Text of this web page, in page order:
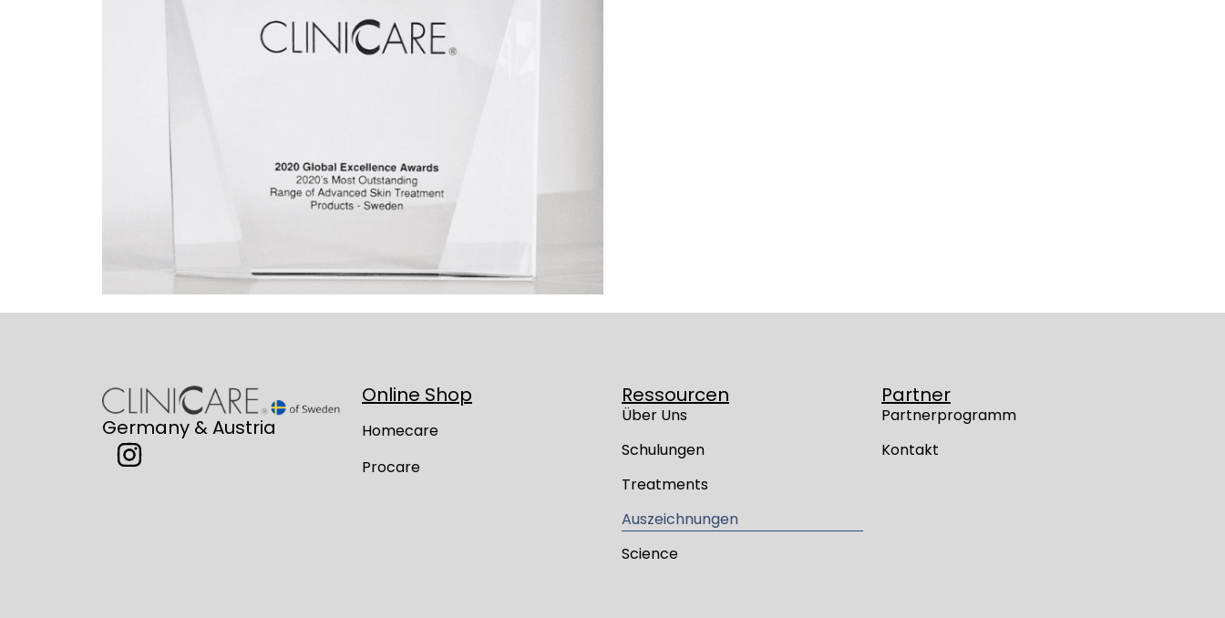
Germany & Austria
Online Shop
Homecare
Procare
Ressourcen
Über Uns
Schulungen
Treatments
Auszeichnungen
Science
Partner
Partnerprogramm
Kontakt